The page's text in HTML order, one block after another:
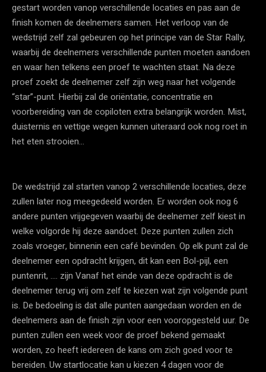
gestart worden vanop verschillende locaties en pas aan de
finish komen de deelnemers samen. Het verloop van de
wedstrijd zelf zal gebeuren op het principe van de Star Rally,
waarbij de deelnemers verschillende punten moeten aandoen
en waar hen telkens een proef te wachten staat. Na deze
proef zoekt de deelnemer zelf zijn weg naar het volgende
“star”-punt. Hierbij zal de oriëntatie, concentratie en
voorbereiding van de copiloten extra belangrijk worden. Mist,
duisternis en vettige wegen kunnen uiteraard ook nog roet in
het eten strooien…
De wedstrijd zal starten vanop 2 verschillende locaties, deze
zullen later nog meegedeeld worden. Er worden ook nog 6
andere punten vrijgegeven waarbij de deelnemer zelf kiest in
welke volgorde hij deze aandoet. Deze punten zullen zich
zoals vroeger, binnenin een café bevinden. Op elk punt zal de
deelnemer een opdracht krijgen, dit kan een Bol-pijl, een
puntenrit, …. zijn Vanaf het einde van deze opdracht is de
deelnemer terug vrij om zelf te kiezen wat zijn volgende punt
is. De bedoeling is dat alle punten aangedaan worden en de
deelnemers aan de finish zijn voor een vooropgesteld uur. De
punten zullen een week voor de proef bekend gemaakt
worden, zo heeft iedereen de kans om zich goed voor te
bereiden. Uw startlocatie kan u kiezen 4 dagen voor de